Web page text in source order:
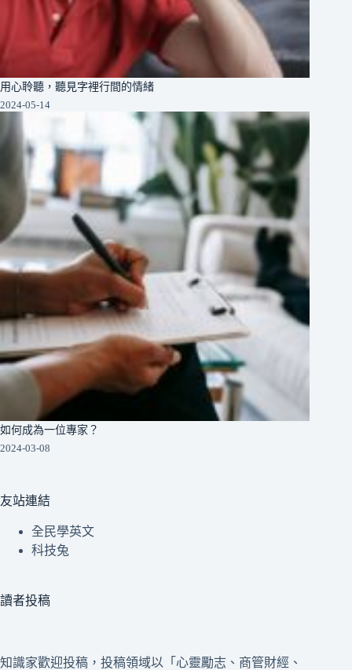
用心聆聽，聽見字裡行間的情緒
2024-05-14
如何成為一位專家？
2024-03-08
友站連結
全民學英文
科技兔
讀者投稿
知識家歡迎投稿，投稿領域以「心靈勵志、商管財經、